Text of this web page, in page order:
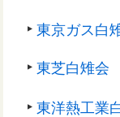
東京ガス白
東芝白雉会
東洋熱工業